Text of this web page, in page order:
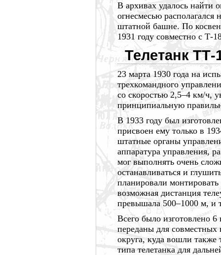
В архивах удалось найти
огнесмесью располагался
штатной башне. По
1931 году совместно с Т-
Телетанк ТТ-
23 марта 1930 года на
трехкомандного
со скоростью 2,5–4 км/ч,
принципиальную
В 1933 году был
присвоен ему только в
штатные органы
аппаратура управления,
мог выполнять очень
останавливаться и
планировали
возможная дистанция
превышала 500–1000 м, и
Всего было изготовлено 6
переданы для
округа, куда вошли также
типа телетанка для